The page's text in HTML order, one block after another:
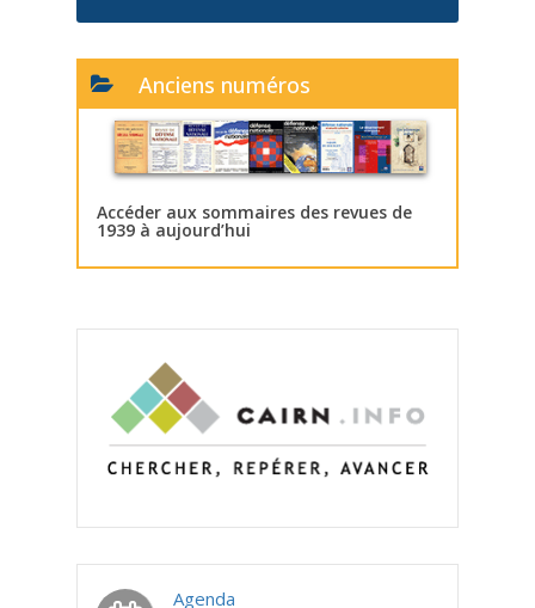
Anciens numéros
Accéder aux sommaires des revues de
1939 à aujourd’hui
Agenda